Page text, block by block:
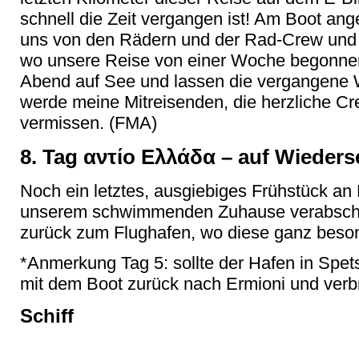
schnell die Zeit vergangen ist! Am Boot
uns von den Rädern und der Rad-Crew
wo unsere Reise von einer Woche
Abend auf See und lassen die vergangene
werde meine Mitreisenden, die herzliche
vermissen. (FMA)
8. Tag αντίο Ελλάδα – auf
Noch ein letztes, ausgiebiges Frühstück
unserem schwimmenden Zuhause
zurück zum Flughafen, wo diese ganz
*Anmerkung Tag 5: sollte der Hafen in
mit dem Boot zurück nach Ermioni und
Schiff